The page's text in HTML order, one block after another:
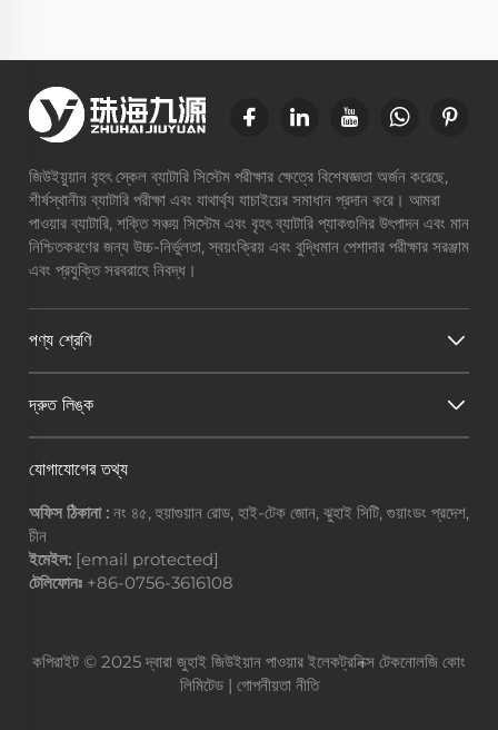
জিউইয়ুয়ান বৃহৎ স্কেল ব্যাটারি সিস্টেম পরীক্ষার ক্ষেত্রে বিশেষজ্ঞতা অর্জন করেছে,
শীর্ষস্থানীয় ব্যাটারি পরীক্ষা এবং যাথার্থ্য যাচাইয়ের সমাধান প্রদান করে। আমরা
পাওয়ার ব্যাটারি, শক্তি সঞ্চয় সিস্টেম এবং বৃহৎ ব্যাটারি প্যাকগুলির উৎপাদন এবং মান
নিশ্চিতকরণের জন্য উচ্চ-নির্ভুলতা, স্বয়ংক্রিয় এবং বুদ্ধিমান পেশাদার পরীক্ষার সরঞ্জাম
এবং প্রযুক্তি সরবরাহে নিবদ্ধ।
পণ্য শ্রেণি
দ্রুত লিঙ্ক
যোগাযোগের তথ্য
অফিস ঠিকানা : নং ৪৫, হুয়াগুয়ান রোড, হাই-টেক জোন, ঝুহাই সিটি, গুয়াংডং প্রদেশ,
চীন
ইমেইল: [email protected]
টেলিফোনঃ +86-0756-3616108
কপিরাইট © 2025 দ্বারা জুহাই জিউইয়ান পাওয়ার ইলেকট্রনিক্স টেকনোলজি কোং
লিমিটেড | গোপনীয়তা নীতি